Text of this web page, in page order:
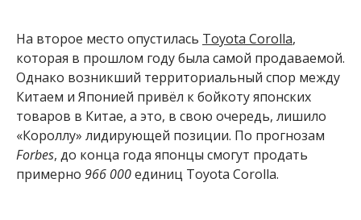
На второе место опустилась Toyota Corolla,
которая в прошлом году была самой продаваемой.
Однако возникший территориальный спор между
Китаем и Японией привёл к бойкоту японских
товаров в Китае, а это, в свою очередь, лишило
«Короллу» лидирующей позиции. По прогнозам
Forbes, до конца года японцы смогут продать
примерно 966 000единиц Toyota Corolla.